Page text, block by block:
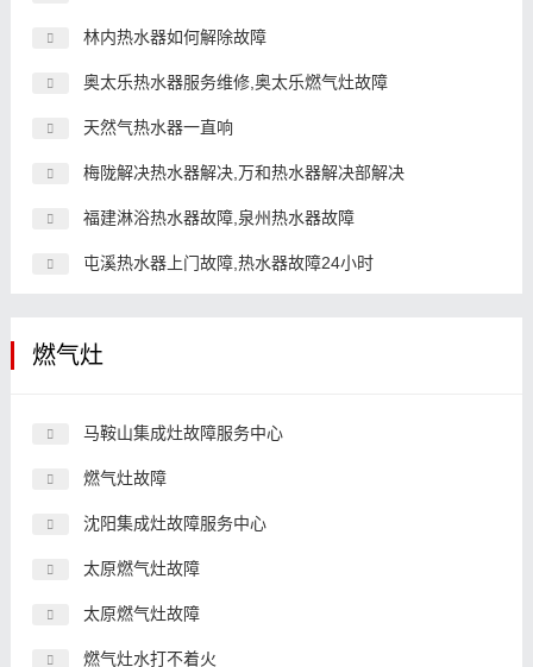
林内热水器如何解除故障
奥太乐热水器服务维修,奥太乐燃气灶故障
天然气热水器一直响
梅陇解决热水器解决,万和热水器解决部解决
福建淋浴热水器故障,泉州热水器故障
屯溪热水器上门故障,热水器故障24小时
燃气灶
马鞍山集成灶故障服务中心
燃气灶故障
沈阳集成灶故障服务中心
太原燃气灶故障
太原燃气灶故障
燃气灶水打不着火